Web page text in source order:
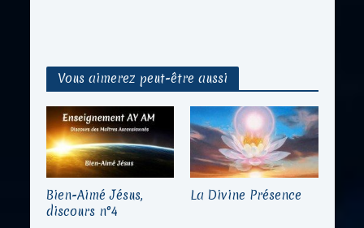
Vous aimerez peut-être aussi
Bien-Aimé Jésus,
discours n°4
La Divine Présence